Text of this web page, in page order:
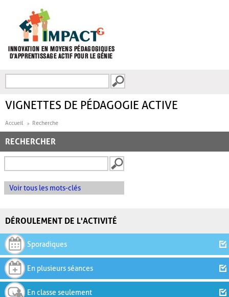
FORMULAIRE DE
VIGNETTES DE PÉDAGOGIE ACTIVE
Accueil Recherche
RECHERCHER
Voir tous les mots-clés
DÉROULEMENT DE L'ACTIVITÉ
Sporadiques
En plusieurs séances
En classe seulement